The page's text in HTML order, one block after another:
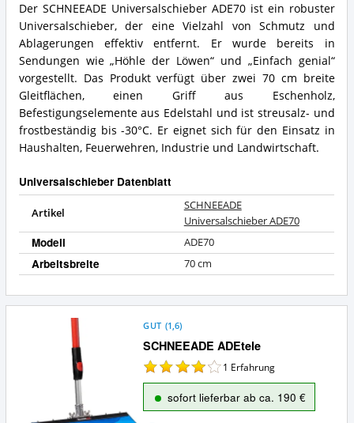
Der SCHNEEADE Universalschieber ADE70 ist ein robuster
Universalschieber, der eine Vielzahl von Schmutz und
Ablagerungen effektiv entfernt. Er wurde bereits in
Sendungen wie „Höhle der Löwen“ und „Einfach genial“
vorgestellt. Das Produkt verfügt über zwei 70 cm breite
Gleitflächen, einen Griff aus Eschenholz,
Befestigungselemente aus Edelstahl und ist streusalz- und
frostbeständig bis -30°C. Er eignet sich für den Einsatz in
Haushalten, Feuerwehren, Industrie und Landwirtschaft.
Universalschieber Datenblatt
Artikel
SCHNEEADE
Universalschieber ADE70
Modell ADE70
Arbeitsbreite 70 cm
SCHNEEADE ADEtele
GUT (1,6)
1 Erfahrung
sofort lieferbar ab ca. 190 €